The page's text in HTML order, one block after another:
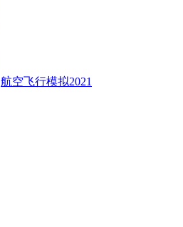
航空飞行模拟2021